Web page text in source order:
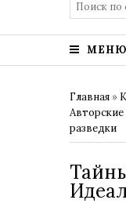
МЕНЮ
Главная »
разведки